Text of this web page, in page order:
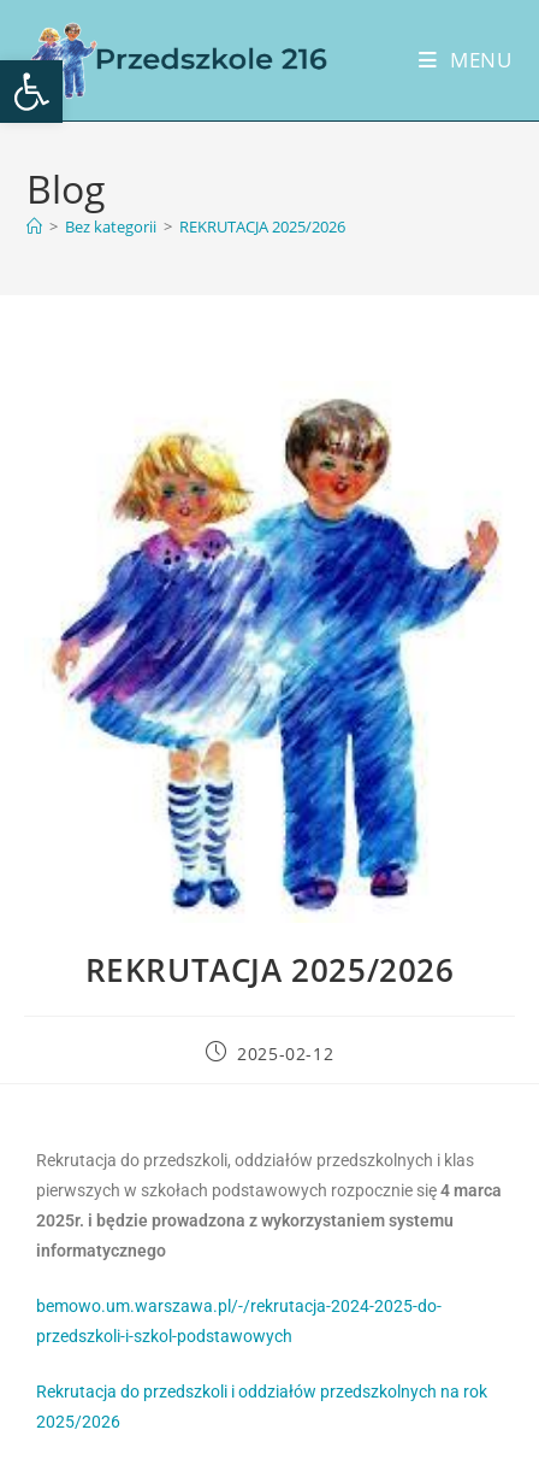
Otwórz pasek narzędzi MENU
Blog
> Bez kategorii > REKRUTACJA 2025/2026
REKRUTACJA 2025/2026
2025-02-12
Rekrutacja do przedszkoli, oddziałów przedszkolnych i klas
pierwszych w szkołach podstawowych rozpocznie się4 marca
2025r. i będzie prowadzona z wykorzystaniem systemu
informatycznego
bemowo.um.warszawa.pl/-/rekrutacja-2024-2025-do-
przedszkoli-i-szkol-podstawowych
Rekrutacja do przedszkoli i oddziałów przedszkolnych na rok
2025/2026